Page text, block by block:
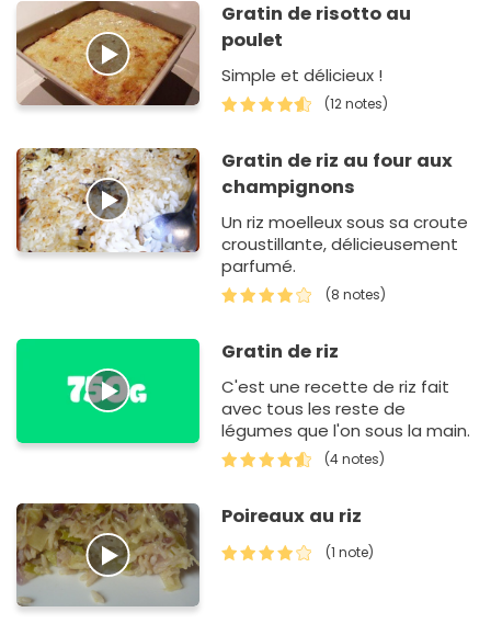
Gratin de risotto au
poulet
Simple et délicieux !
(12 notes)
Gratin de riz au four aux
champignons
Un riz moelleux sous sa croute
croustillante, délicieusement
parfumé.
(8 notes)
Gratin de riz
C'est une recette de riz fait
avec tous les reste de
légumes que l'on sous la main.
(4 notes)
Poireaux au riz
(1 note)